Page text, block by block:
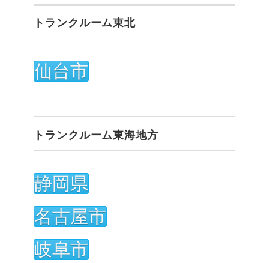
トランクルーム東北
仙台市
トランクルーム東海地方
静岡県
名古屋市
岐阜市